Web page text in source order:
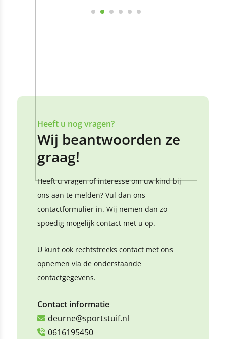
Heeft u nog vragen?
Wij beantwoorden ze
graag!
Heeft u vragen of interesse om uw kind bij
ons aan te melden? Vul dan ons
contactformulier in. Wij nemen dan zo
spoedig mogelijk contact met u op.
U kunt ook rechtstreeks contact met ons
opnemen via de onderstaande
contactgegevens.
Contact informatie
deurne@sportstuif.nl
0616195450